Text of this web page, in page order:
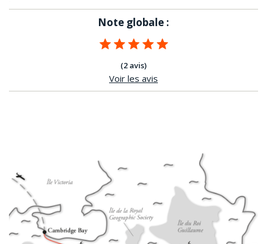
Note globale :
(2 avis)
Voir les avis